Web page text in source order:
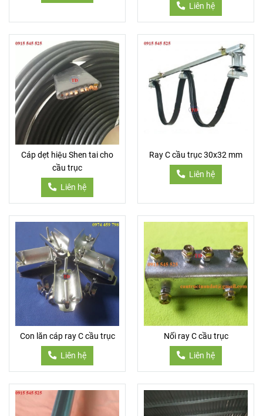
Liên hệ
Cáp dẹt hiệu Shen tai cho
cầu trục
Liên hệ
Ray C cầu trục 30x32 mm
Liên hệ
Con lăn cáp ray C cầu trục
Liên hệ
Nối ray C cầu trục
Liên hệ